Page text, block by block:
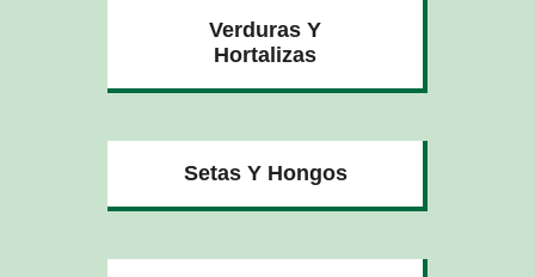
Verduras Y
Hortalizas
Setas Y Hongos